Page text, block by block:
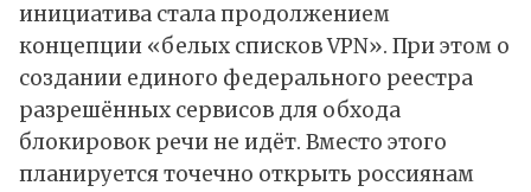
инициатива стала продолжением
концепции «белых списков VPN». При этом о
создании единого федерального реестра
разрешённых сервисов для обхода
блокировок речи не идёт. Вместо этого
планируется точечно открыть россиянам